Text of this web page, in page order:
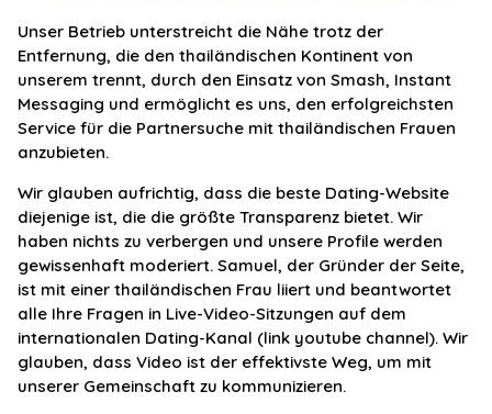
Unser Betrieb unterstreicht die Nähe trotz der
Entfernung, die den thailändischen Kontinent von
unserem trennt, durch den Einsatz von Smash, Instant
Messaging und ermöglicht es uns, den erfolgreichsten
Service für die Partnersuche mit thailändischen Frauen
anzubieten.
Wir glauben aufrichtig, dass die beste Dating-Website
diejenige ist, die die größte Transparenz bietet. Wir
haben nichts zu verbergen und unsere Profile werden
gewissenhaft moderiert. Samuel, der Gründer der Seite,
ist mit einer thailändischen Frau liiert und beantwortet
alle Ihre Fragen in Live-Video-Sitzungen auf dem
internationalen Dating-Kanal (link youtube channel). Wir
glauben, dass Video ist der effektivste Weg, um mit
unserer Gemeinschaft zu kommunizieren.